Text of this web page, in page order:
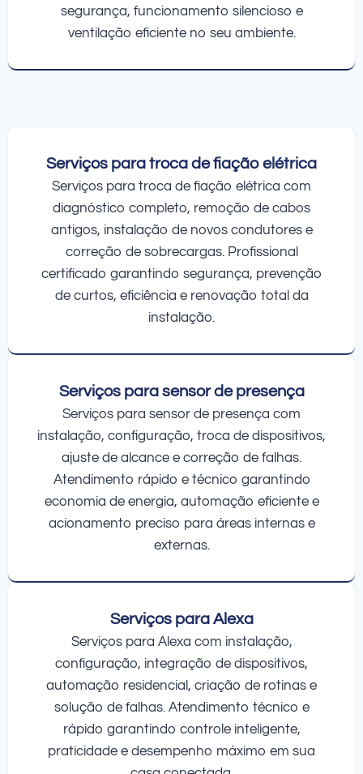
segurança, funcionamento silencioso e
ventilação eficiente no seu ambiente.
Serviços para troca de fiação elétrica
Serviços para troca de fiação elétrica com
diagnóstico completo, remoção de cabos
antigos, instalação de novos condutores e
correção de sobrecargas. Profissional
certificado garantindo segurança, prevenção
de curtos, eficiência e renovação total da
instalação.
Serviços para sensor de presença
Serviços para sensor de presença com
instalação, configuração, troca de dispositivos,
ajuste de alcance e correção de falhas.
Atendimento rápido e técnico garantindo
economia de energia, automação eficiente e
acionamento preciso para áreas internas e
externas.
Serviços para Alexa
Serviços para Alexa com instalação,
configuração, integração de dispositivos,
automação residencial, criação de rotinas e
solução de falhas. Atendimento técnico e
rápido garantindo controle inteligente,
praticidade e desempenho máximo em sua